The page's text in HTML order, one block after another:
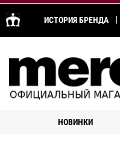
ИСТОРИЯ БРЕНДА
НОВИНКИ